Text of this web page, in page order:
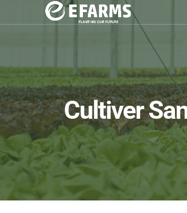
Cultiver